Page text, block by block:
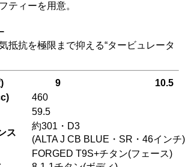
ティーを用意。
抵抗を極限まで抑える“タービュレータ
9
10.5
460
59.5
ス
約301・D3
(ALTA J CB BLUE・SR・46インチ)
FORGED T9S+チタン(フェース)